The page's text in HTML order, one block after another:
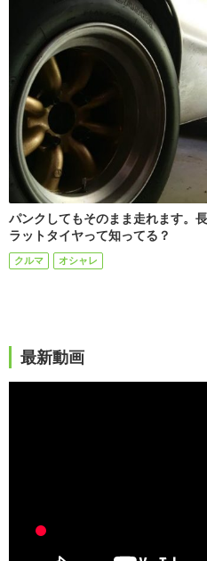
パンクしてもそのまま走れます。
ラットタイヤって知ってる？
クルマ オシャレ
最新動画